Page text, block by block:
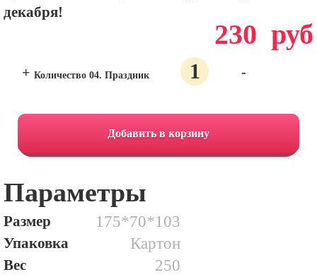
декабря!
230 руб
+ Количество 04. Праздник -
Добавить в корзину
Параметры
Размер 175*70*103
Упаковка Картон
Вес 250